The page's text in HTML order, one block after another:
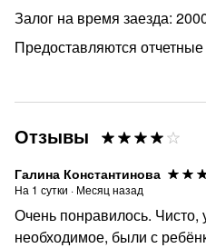
Залог на время заезда:
Предоставляются
Отзывы
Галина Константинова
На 1 сутки · Месяц назад
Очень понравилось. Чисто,
необходимое, были с